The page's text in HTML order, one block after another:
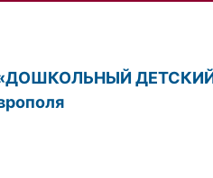
«ДОШКОЛЬНЫЙ